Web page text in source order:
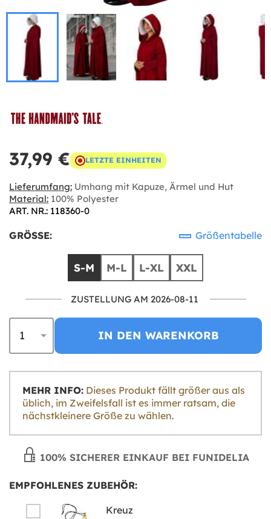
37,99 € LETZTE EINHEITEN
Lieferumfang: Umhang mit Kapuze, Ärmel und Hut
Material: 100% Polyester
ART. NR.: 118360-0
GRÖSSE: Größentabelle
S-M M-L L-XL XXL
ZUSTELLUNG AM 2026-08-11
IN DEN WARENKORB
MEHR INFO:
üblich, im Zweifelsfall ist es immer ratsam, die
nächstkleinere Größe zu wählen.
100% SICHERER EINKAUF BEI FUNIDELIA
EMPFOHLENES ZUBEHÖR:
Kreuz